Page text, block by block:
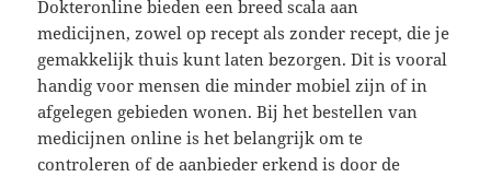
Dokteronline bieden een breed scala aan
medicijnen, zowel op recept als zonder recept, die je
gemakkelijk thuis kunt laten bezorgen. Dit is vooral
handig voor mensen die minder mobiel zijn of in
afgelegen gebieden wonen. Bij het bestellen van
medicijnen online is het belangrijk om te
controleren of de aanbieder erkend is door de